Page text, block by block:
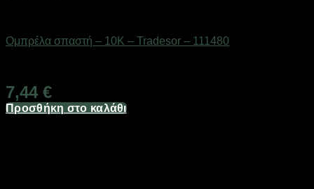
Ομπρέλα σπαστή – 10K – Tradesor – 111480
7,44 €
Προσθήκη στο καλάθι